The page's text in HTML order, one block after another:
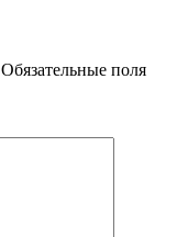
Обязательные поля